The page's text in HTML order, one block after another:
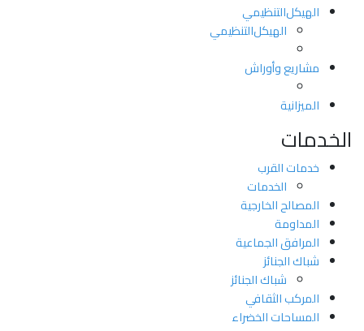
اﻟﻬﯿﻜﻞاﻟﺘﻨﻈﯿﻤﻲ
اﻟﻬﯿﻜﻞاﻟﺘﻨﻈﯿﻤﻲ
مشاريع وأوراش
الميزانية
الخدمات
خدمات القرب
الخدمات
المصالح الخارجية
المداومة
المرافق الجماعية
شباك الجنائز
شباك الجنائز
المركب الثقافي
المساحات الخضراء